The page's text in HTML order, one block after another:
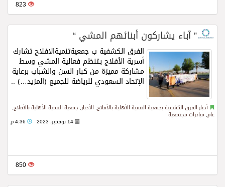
823
” آباء يشاركون أبنائهم المشي “
الفرق الكشفية ب جمعيةتنميةالافلاج‬⁩ تشارك
أسرية الأفلاج بـتنظم فعالية المشي وسط
مشاركة مميزة من كبار السن والشباب ‏برعاية
الإتحاد السعودي للرياضة للجميع (المزيد…) ..
أخبار الفرق الكشفية بجمعية التنمية الأهلية بالأفلاج, الأخبار, جمعية التنمية الأهلية بالأفلاج,
عام, مبادرات مجتمعية
14 نوفمبر، 2023
850